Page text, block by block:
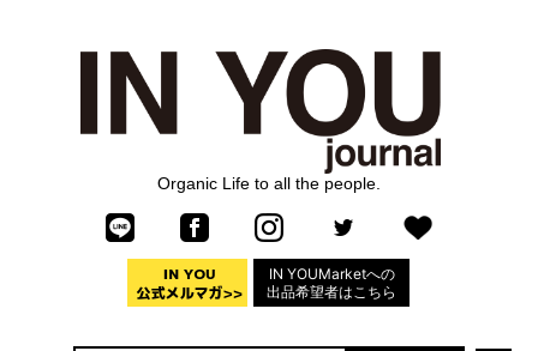
Organic Life to all the people.
IN YOUMarketへの
出品希望者はこちら